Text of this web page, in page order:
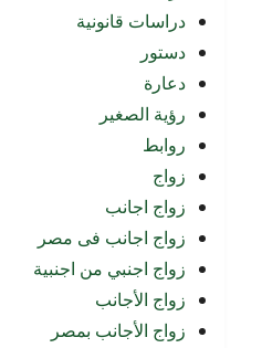
دراسات قانونية
دستور
دعارة
رؤية الصغير
روابط
زواج
زواج اجانب
زواج اجانب فى مصر
زواج اجنبي من اجنبية
زواج الأجانب
زواج الأجانب بمصر